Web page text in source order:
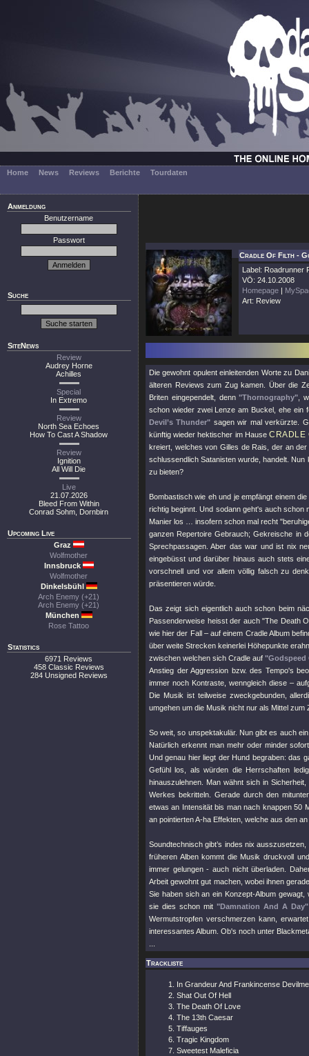
Home News Reviews Berichte Tourdaten
Anmeldung
Benutzername
Passwort
Suche
SiteNews
Review
Audrey Horne
Achilles
Special
In Extremo
Review
North Sea Echoes
How To Cast A Shadow
Review
Ignition
All Will Die
Live
21.07.2026
Bleed From Within
Conrad Sohm, Dornbirn
Upcoming Live
Graz
Wolfmother
Innsbruck
Wolfmother
Dinkelsbühl
Arch Enemy (+21)
Arch Enemy (+21)
München
Rose Tattoo
Statistics
6971 Reviews
458 Classic Reviews
284 Unsigned Reviews
Cradle Of Filth -
Label: Roadrunner
VÖ: 24.10.2008
Homepage |
Art: Review
Die gewohnt opulent einleitenden Worte zu
älteren Reviews zum Zug kamen. Über die
Briten eingependelt, denn"Thornography" ,
schon wieder zwei Lenze am Buckel, ehe ein
Devil’s Thunder" sagen wir mal verkürzte.
künftig wieder hektischer im HauseCRADLE
kreiert, welches von Gilles de Rais, der an
schlussendlich Satanisten wurde, handelt.
zu bieten?
Bombastisch wie eh und je empfängt einem
richtig beginnt. Und sodann geht's auch schon
Manier los … insofern schon mal recht
ganzen Repertoire Gebrauch; Gekreische in
Sprechpassagen. Aber das war und ist nix
eingebüsst und darüber hinaus auch stets
vorschnell und vor allem völlig falsch zu
präsentieren würde.
Das zeigt sich eigentlich auch schon beim
Passenderweise heisst der auch "The Death
wie hier der Fall – auf einem Cradle Album
über weite Strecken keinerlei Höhepunkte
zwischen welchen sich Cradle auf "Godspeed
Anstieg der Aggression bzw. des Tempo's
immer noch Kontraste, wenngleich diese –
Die Musik ist teilweise zweckgebunden,
umgehen um die Musik nicht nur als Mittel zum
So weit, so unspektakulär. Nun gibt es auch
Natürlich erkennt man mehr oder minder
Und genau hier liegt der Hund begraben: das
Gefühl los, als würden die Herrschaften
hinauszulehnen. Man wähnt sich in
Werkes bekritteln. Gerade durch den
etwas an Intensität bis man nach knappen 50
an pointierten A-ha Effekten, welche aus den
Soundtechnisch gibt’s indes nix
früheren Alben kommt die Musik druckvoll
immer gelungen - auch nicht überladen.
Arbeit gewohnt gut machen, wobei ihnen
Sie haben sich an ein Konzept-Album
sie dies schon mit "Damnation And A Day"
Wermutstropfen verschmerzen kann,
interessantes Album. Ob's noch unter
Trackliste
In Grandeur And Frankincense
Shat Out Of Hell
The Death Of Love
The 13th Caesar
Tiffauges
Tragic Kingdom
Sweetest Maleficia